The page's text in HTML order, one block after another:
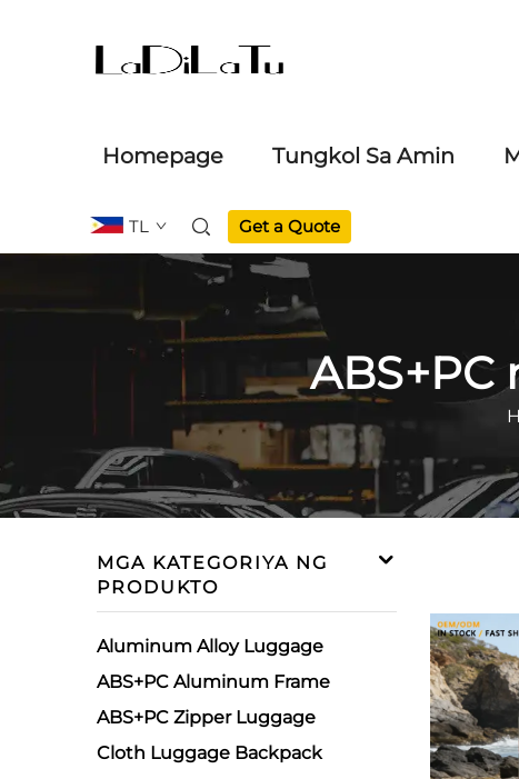
Homepage Tungkol Sa Amin
TL Get a Quote
ABS+PC
MGA KATEGORIYA NG
PRODUKTO
Aluminum Alloy Luggage
ABS+PC Aluminum Frame
ABS+PC Zipper Luggage
Cloth Luggage Backpack